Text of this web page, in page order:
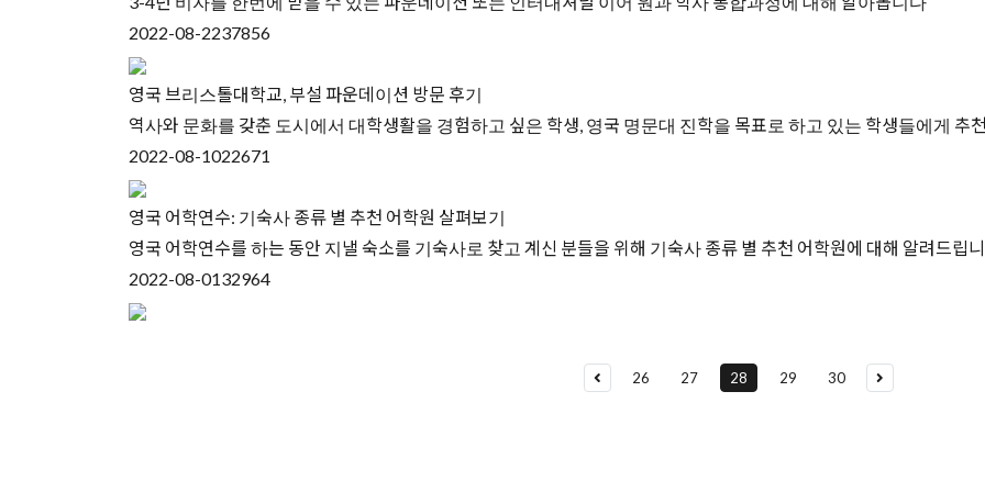
2022-08-2237856
영국 브리스톨대학교, 부설 파운데이션 방문 후기
역사와 문화를 갖춘 도시에서 대학생활을 경험하고 싶은 학생, 영국 명문대 진학을 목표로 하고 있는 학생들에게 추
2022-08-1022671
영국 어학연수: 기숙사 종류 별 추천 어학원 살펴보기
영국 어학연수를 하는 동안 지낼 숙소를 기숙사로 찾고 계신 분들을 위해 기숙사 종류 별 추천 어학원에 대해 알려드립
2022-08-0132964
26 27 28 29 30